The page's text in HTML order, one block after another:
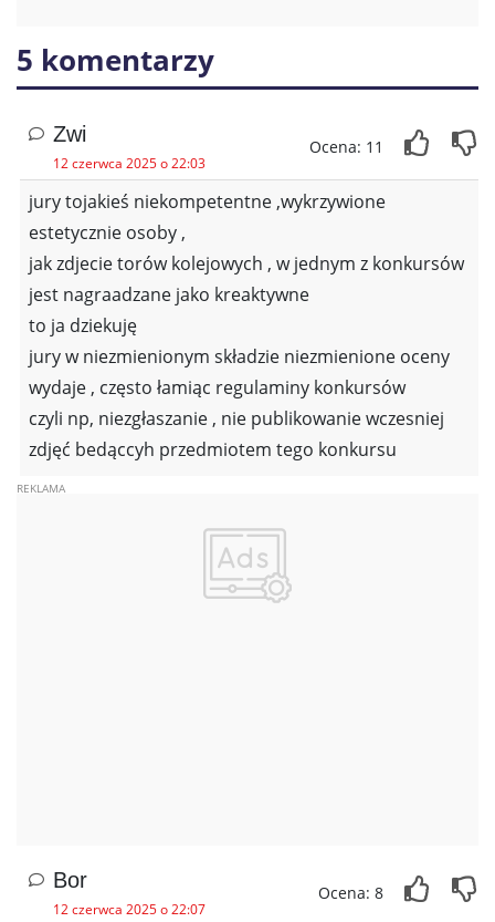
5 komentarzy
Zwi
12 czerwca 2025 o 22:03
Ocena: 11
jury tojakieś niekompetentne ,wykrzywione
estetycznie osoby ,
jak zdjecie torów kolejowych , w jednym z konkursów
jest nagraadzane jako kreaktywne
to ja dziekuję
jury w niezmienionym składzie niezmienione oceny
wydaje , często łamiąc regulaminy konkursów
czyli np, niezgłaszanie , nie publikowanie wczesniej
zdjęć bedąccyh przedmiotem tego konkursu
Bor
12 czerwca 2025 o 22:07
Ocena: 8